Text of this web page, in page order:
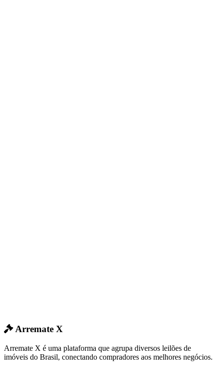
Arremate X
Arremate X é uma plataforma que agrupa diversos leilões de
imóveis do Brasil, conectando compradores aos melhores negócios.